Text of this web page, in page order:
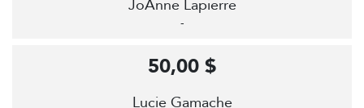
JoAnne Lapierre
-
Lucie Gamache
50,00 $